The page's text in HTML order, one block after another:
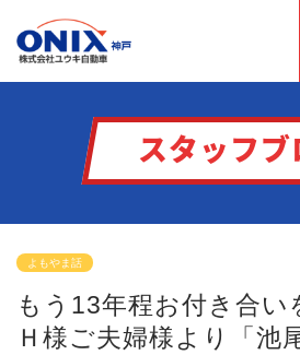
スタッフ
よもやま話
もう13年程お付き合い
Ｈ様ご夫婦様より「池